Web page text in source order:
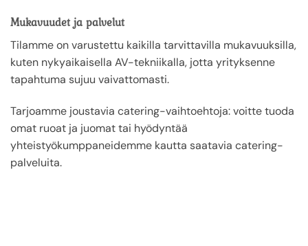
Mukavuudet ja palvelut
Tilamme on varustettu kaikilla tarvittavilla mukavuuksilla,
kuten nykyaikaisella AV-tekniikalla, jotta yrityksenne
tapahtuma sujuu vaivattomasti.
Tarjoamme joustavia catering-vaihtoehtoja: voitte tuoda
omat ruoat ja juomat tai hyödyntää
yhteistyökumppaneidemme kautta saatavia catering-
palveluita.